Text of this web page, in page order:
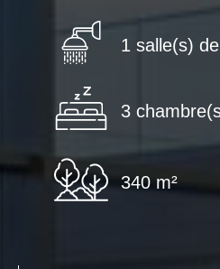
1 salle(s)
3
340 m²